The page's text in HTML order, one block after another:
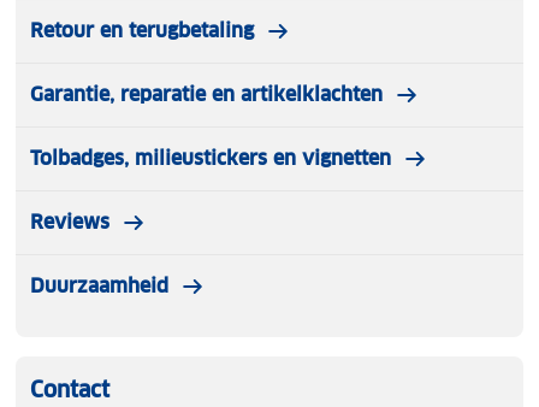
Retour en terugbetaling
Garantie, reparatie en artikelklachten
Tolbadges, milieustickers en vignetten
Reviews
Duurzaamheid
Contact